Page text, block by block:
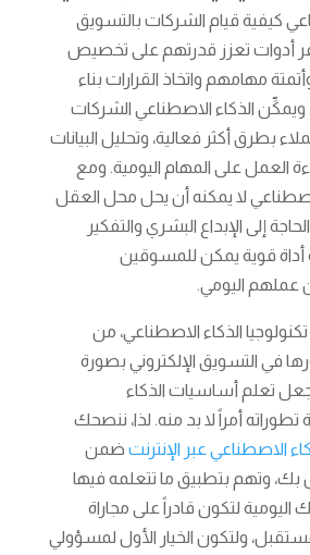
كيفية قيام الشركات بالتسويق
أدوات تعزز قدرتهم على تخصيص
مهامهم واتخاذ القرارات بناء
ويمكِّن الذكاء الاصطناعي الشركات
بطرق أكثر فعالية، وتحليل البيانات
العمل على المهام اليومية. ومع
لا يمكنه أن يحل محل العقل
إلى الإبداع البشري والتفكير
أداة قوية يمكن للمسوقين
عملهم اليومي.
الذكاء الاصطناعي، من
في التسويق الإلكتروني بصورة
تعلم أساسيات الذكاء
أمراً لا بد منه. لذا، ننصحك
الاصطناعي عبر الإنترنتضمن
بك، وتهم بتطبيق ما تتعلمه فيها
لتكون قادراً على مجاراة
ولتكون الخيار الأول لمسؤولي